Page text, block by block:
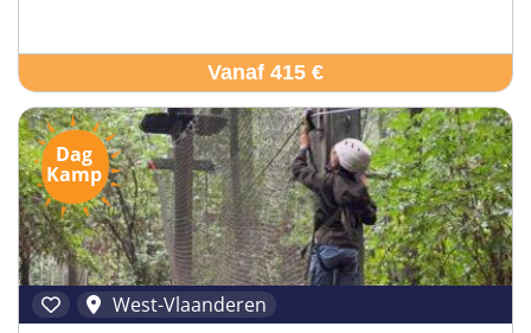
Vanaf 415 €
Dag
Kamp
West-Vlaanderen